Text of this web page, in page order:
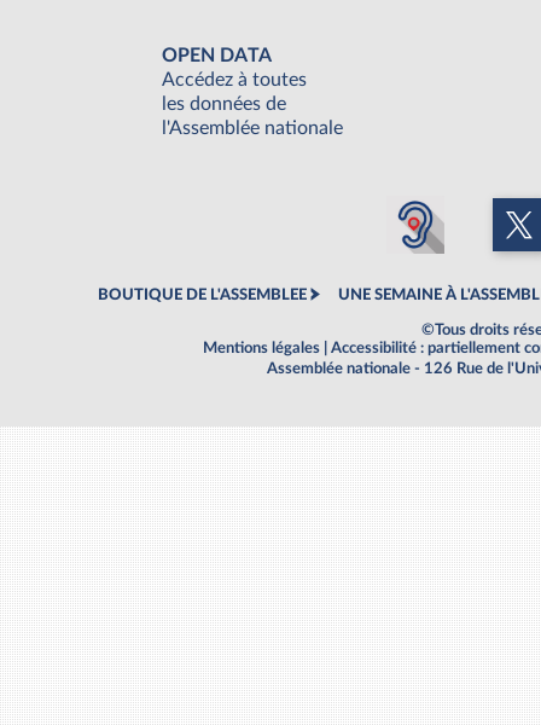
OPEN DATA
Accédez à toutes
les données de
l'Assemblée nationale
BOUTIQUE DE L'ASSEMBLEE UNE SEMAINE À
©Tous droits
Mentions légales
Accessibilité : partiellement
Assemblée nationale - 126 Rue de